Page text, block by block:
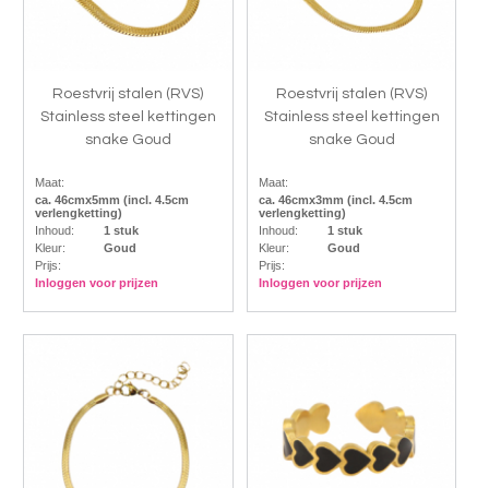
Roestvrij stalen (RVS)
Stainless steel kettingen
snake Goud
Maat:
ca. 46cmx5mm (incl. 4.5cm
verlengketting)
Inhoud:
1 stuk
Kleur:
Goud
Prijs:
Inloggen voor prijzen
Roestvrij stalen (RVS)
Stainless steel kettingen
snake Goud
Maat:
ca. 46cmx3mm (incl. 4.5cm
verlengketting)
Inhoud:
1 stuk
Kleur:
Goud
Prijs:
Inloggen voor prijzen